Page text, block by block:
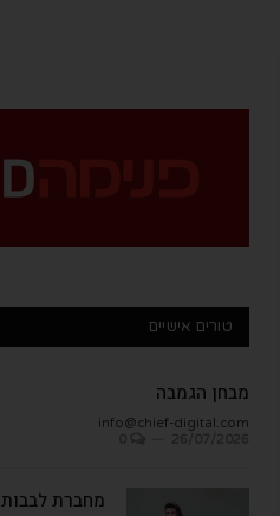
טורים אישיים
מבחן הגמבה
info@chief-digital.com
מחברת לבבות